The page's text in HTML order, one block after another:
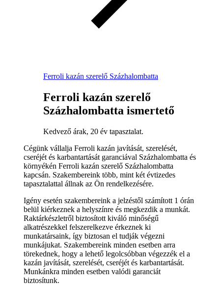
Ferroli kazán szerelő Százhalombatta
Ferroli kazán szerelő
Százhalombatta ismertető
Kedvező árak, 20 év tapasztalat.
Cégünk vállalja Ferroli kazán javítását, szerelését,
cseréjét és karbantartását garanciával Százhalombatta és
környékén Ferroli kazán szerelő Százhalombatta
kapcsán. Szakembereink több, mint két évtizedes
tapasztalattal állnak az Ön rendelkezésére.
Igény esetén szakembereink a jelzéstől számított 1 órán
belül kiérkeznek a helyszínre és megkezdik a munkát.
Raktárkészletről biztosított kiváló minőségű
alkatrészekkel felszerelkezve érkeznek ki
munkatársaink, így biztosan el tudják végezni
munkájukat. Szakembereink minden esetben arra
törekednek, hogy a lehető legolcsóbban végezzék el a
kazán javítását, szerelését, cseréjét és karbantartását.
Munkánkra minden esetben valódi garanciát
biztosítunk.